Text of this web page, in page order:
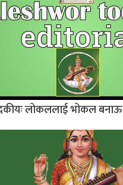
लोकललाई भोकल बनाऊ